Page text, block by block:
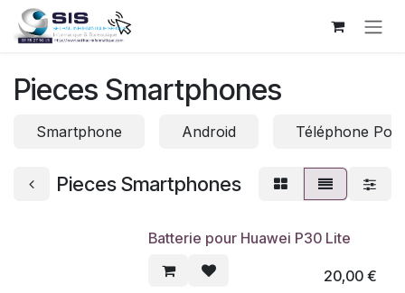
Se rendre au contenu
Pieces Smartphones
Smartphone Android Téléphone
Pieces Smartphones
Batterie pour Huawei P30 Lite
20,00€